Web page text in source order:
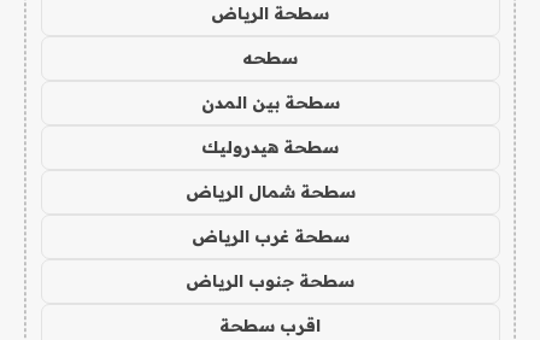
سطحة الرياض
سطحه
سطحة بين المدن
سطحة هيدروليك
سطحة شمال الرياض
سطحة غرب الرياض
سطحة جنوب الرياض
اقرب سطحة